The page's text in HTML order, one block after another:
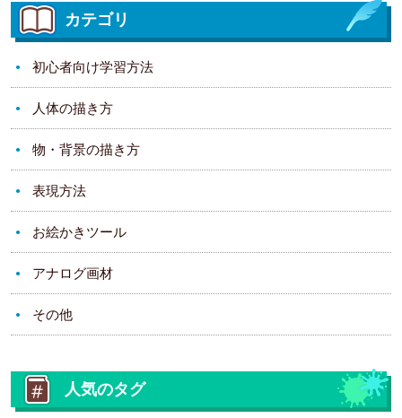
カテゴリ
初心者向け学習方法
人体の描き方
物・背景の描き方
表現方法
お絵かきツール
アナログ画材
その他
人気のタグ